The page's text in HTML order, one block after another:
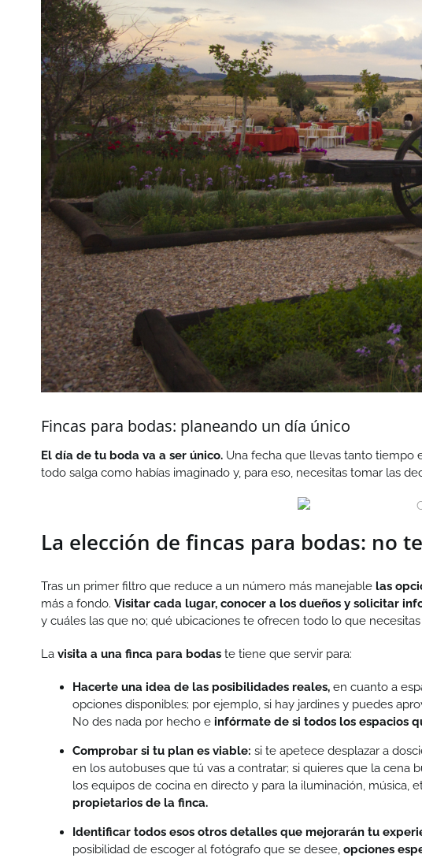
Fincas para bodas: planeando un día único
El día de tu boda va a ser único. Una fecha que llevas tanto tiempo
todo salga como habías imaginado y, para eso, necesitas tomar las
La elección de fincas para bodas: no
Tras un primer filtro que reduce a un número más manejable las
más a fondo. Visitar cada lugar, conocer a los dueños y solicitar
y cuáles las que no; qué ubicaciones te ofrecen todo lo que
La visita a una finca para bodas te tiene que servir para:
Hacerte una idea de las posibilidades reales, en cuanto a
opciones disponibles; por ejemplo, si hay jardines y puedes
No des nada por hecho e infórmate de si todos los espacios
Comprobar si tu plan es viable: si te apetece desplazar a
en los autobuses que tú vas a contratar; si quieres que la
los equipos de cocina en directo y para la iluminación, música,
propietarios de la finca.
Identificar todos esos otros detalles que mejorarán tu
posibilidad de escoger al fotógrafo que se desee, opciones